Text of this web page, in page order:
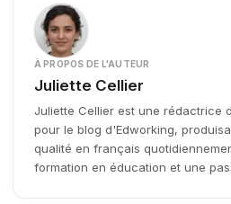
À PROPOS DE L'AUTEUR
Juliette Cellier
Juliette Cellier est une rédactrice
pour le blog d'Edworking,
qualité en français
formation en éducation et une